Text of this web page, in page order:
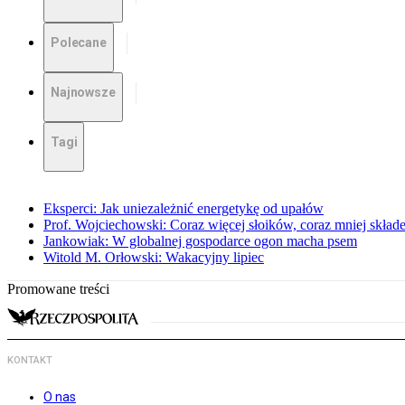
Polecane
Najnowsze
Tagi
Eksperci: Jak uniezależnić energetykę od upałów
Prof. Wojciechowski: Coraz więcej słoików, coraz mniej
Jankowiak: W globalnej gospodarce ogon macha psem
Witold M. Orłowski: Wakacyjny lipiec
Promowane treści
KONTAKT
O nas